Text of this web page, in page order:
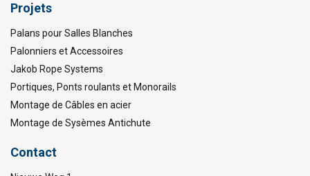
Projets
Palans pour Salles Blanches
Palonniers et Accessoires
Jakob Rope Systems
Portiques, Ponts roulants et Monorails
Montage de Câbles en acier
Montage de Sysèmes Antichute
Contact